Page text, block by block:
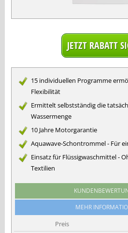
15 individuellen Programme
Flexibilität
Ermittelt selbstständig die
Wassermenge
10 Jahre Motorgarantie
Aquawave-Schontrommel - Für
Einsatz für Flüssigwaschmittel -
Textilien
Preis